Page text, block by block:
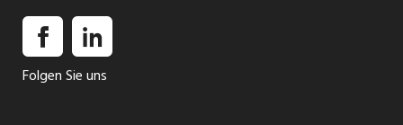
Folgen Sie uns